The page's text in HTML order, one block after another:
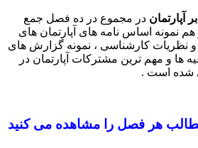
آپارتمان در مجموع در ده فصل جمع
نمونه اساس نامه های آپارتمان های
و نظریات کارشناسی ، نمونه گزارش های
ها و مهم ترین مشترکات آپارتمان در
شده است .
هر فصل را مشاهده می کنید